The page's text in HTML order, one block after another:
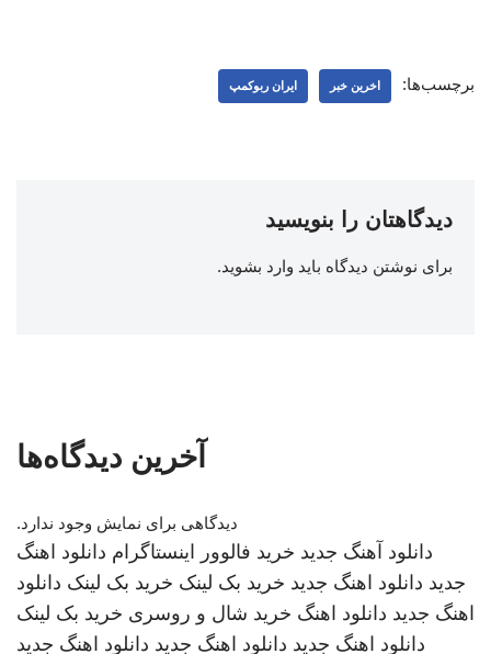
برچسب‌ها: اخرین خبر ایران ربوکمپ
دیدگاهتان را بنویسید
برای نوشتن دیدگاه باید وارد بشوید.
آخرین دیدگاه‌ها
دیدگاهی برای نمایش وجود ندارد.
دانلود آهنگ جدید خرید فالوور اینستاگرام دانلود اهنگ
جدید دانلود اهنگ جدید خرید بک لینک خرید بک لینک دانلود
اهنگ جدید دانلود اهنگ خرید شال و روسری خرید بک لینک
دانلود اهنگ جدید دانلود اهنگ جدید دانلود اهنگ جدید